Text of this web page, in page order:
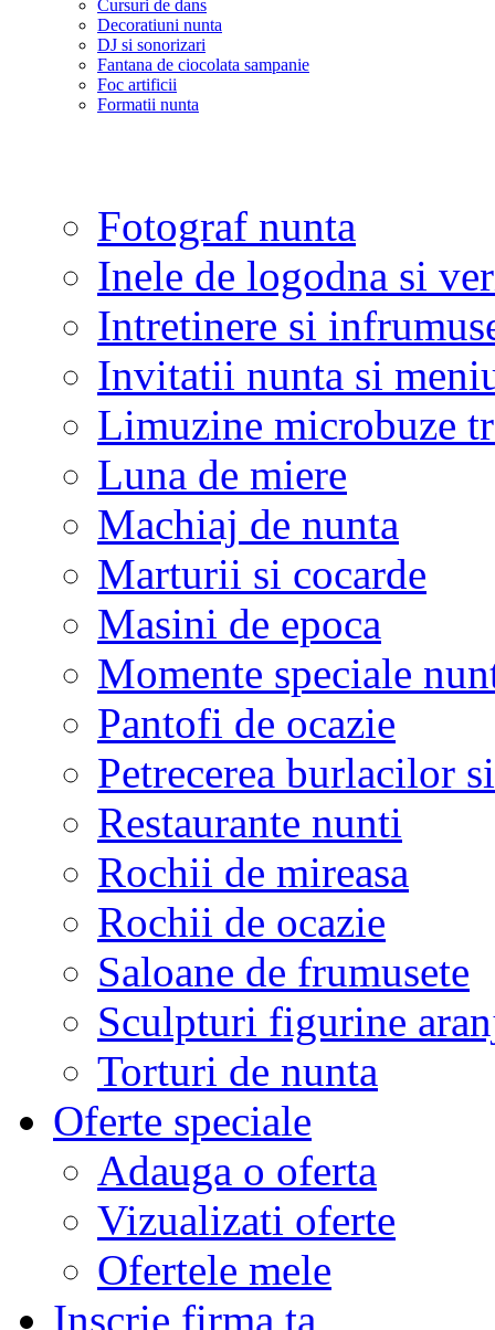
Cursuri de dans
Decoratiuni nunta
DJ si sonorizari
Fantana de ciocolata sampanie
Foc artificii
Formatii nunta
Fotograf nunta
Inele de logodna si
Intretinere si
Invitatii nunta si
Limuzine microbuze
Luna de miere
Machiaj de nunta
Marturii si cocarde
Masini de epoca
Momente speciale
Pantofi de ocazie
Petrecerea burlacilor
Restaurante nunti
Rochii de mireasa
Rochii de ocazie
Saloane de frumusete
Sculpturi figurine
Torturi de nunta
Oferte speciale
Adauga o oferta
Vizualizati oferte
Ofertele mele
Inscrie firma ta